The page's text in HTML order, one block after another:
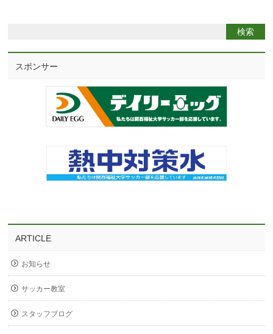
スポンサー
ARTICLE
お知らせ
サッカー教室
スタッフブログ